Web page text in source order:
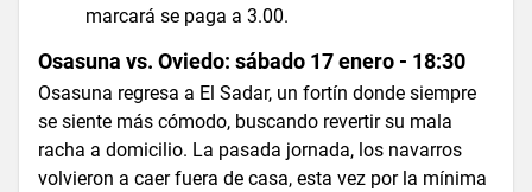
marcará se paga a 3.00.
Osasuna vs. Oviedo: sábado 17 enero - 18:30
Osasuna regresa a El Sadar, un fortín donde siempre
se siente más cómodo, buscando revertir su mala
racha a domicilio. La pasada jornada, los navarros
volvieron a caer fuera de casa, esta vez por la mínima